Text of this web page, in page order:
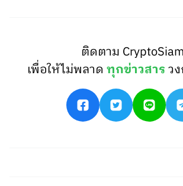
ติดตาม CryptoSiam
เพื่อให้ไม่พลาดทุกข่าวสารว